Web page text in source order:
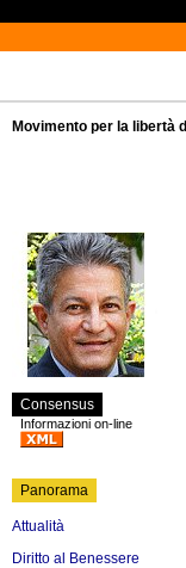
Movimento per la libertà
Consensus
Informazioni on-line
Panorama
Attualità
Diritto al Benessere